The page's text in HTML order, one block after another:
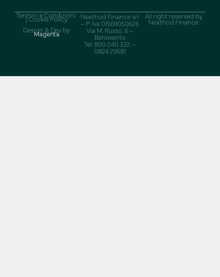
Termini e Condizioni
| Cookie Policy
Design & Dev by
Magenta
Nexthod Finance srl
– P. Iva 01569050626
Via M. Russo, 6 –
Benevento
Tel. 800 040 332 –
0824 29581
All right reserved by
Nexthod Finance